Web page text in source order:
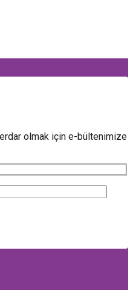
olmak için e-bültenimize